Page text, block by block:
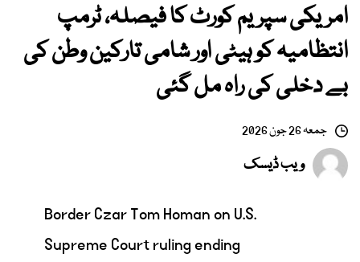
امریکی سپریم کورٹ کا فیصلہ، ٹرمپ
انتظامیہ کو ہیٹی اور شامی تارکین وطن کی
بے دخلی کی راہ مل گئی
جمعہ 26 جون 2026
ویب ڈیسک
Border Czar Tom Homan on U.S.
Supreme Court ruling ending